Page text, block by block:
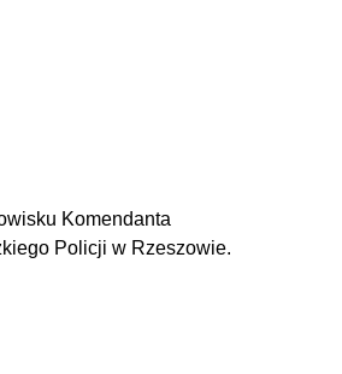
Komendanta
Policji w Rzeszowie.